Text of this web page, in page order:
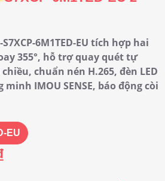
6M1TED-EU tích hợp hai
355°, hỗ trợ quay quét tự
chuẩn nén H.265, đèn LED
IMOU SENSE, báo động còi
EU